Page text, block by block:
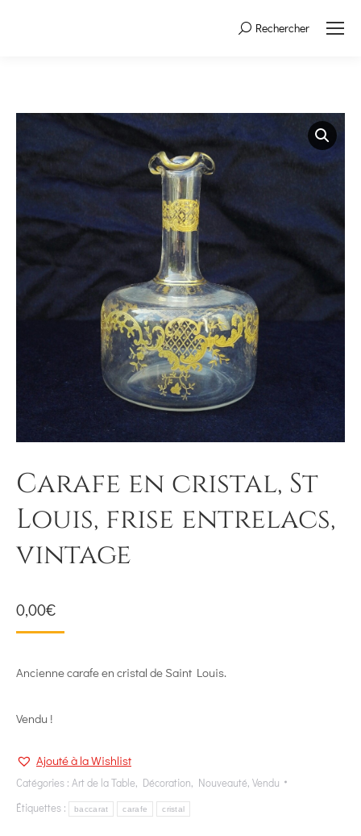
Search:Rechercher
Carafe en cristal, St
Louis, frise entrelacs,
vintage
0,00€
Ancienne carafe en cristal de Saint Louis.
Vendu !
Ajouté à la Wishlist
Catégories : Art de la Table, Décoration, Nouveauté, Vendu
Étiquettes :
baccarat carafe cristal